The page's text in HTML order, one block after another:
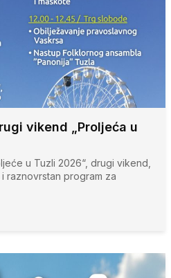
vikend „Proljeća u
u Tuzli 2026“, drugi vikend,
i raznovrstan program za